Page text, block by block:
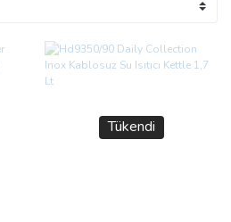
Tükendi